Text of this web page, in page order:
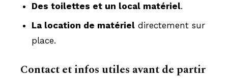
Des toilettes et un local matériel.
La location de matériel directement sur
place.
Contact et infos utiles avant de partir